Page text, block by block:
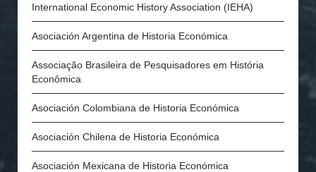
International Economic History Association (IEHA)
Asociación Argentina de Historia Económica
Associação Brasileira de Pesquisadores em História
Econômica
Asociación Colombiana de Historia Económica
Asociación Chilena de Historia Económica
Asociación Mexicana de Historia Económica